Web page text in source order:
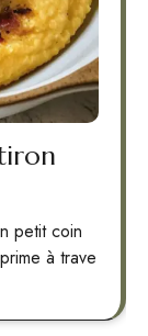
à trave